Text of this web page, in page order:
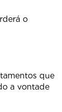
o
que
a vontade